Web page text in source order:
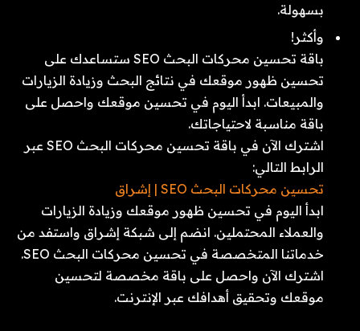
بسهولة.
وأكثر!
باقة تحسين محركات البحث SEO ستساعدك على
تحسين ظهور موقعك في نتائج البحث وزيادة الزيارات
والمبيعات. ابدأ اليوم في تحسين موقعك واحصل على
باقة مناسبة لاحتياجاتك.
اشترك الآن في باقة تحسين محركات البحث SEO عبر
الرابط التالي:
تحسين محركات البحث SEO | إشراق
ابدأ اليوم في تحسين ظهور موقعك وزيادة الزيارات
والعملاء المحتملين. انضم إلى شبكة إشراق واستفد من
خدماتنا المتخصصة في تحسين محركات البحث SEO.
اشترك الآن واحصل على باقة مخصصة لتحسين
موقعك وتحقيق أهدافك عبر الإنترنت.